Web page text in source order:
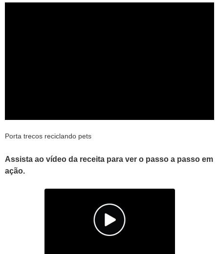
Porta trecos reciclando pets
Assista ao vídeo da receita para ver o passo a passo em
ação.